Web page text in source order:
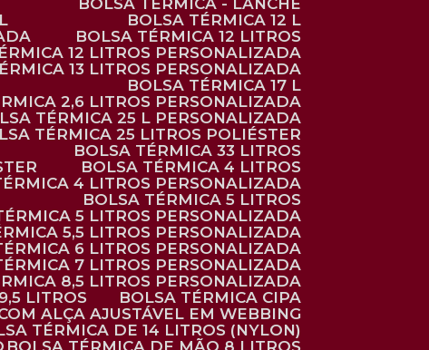
BOLSA TÉRMICA - LANCHE
BOLSA TÉRMICA 12 L
BOLSA TÉRMICA 12 LITROS
12 LITROS PERSONALIZADA
13 LITROS PERSONALIZADA
BOLSA TÉRMICA 17 L
2,6 LITROS PERSONALIZADA
TÉRMICA 25 L PERSONALIZADA
TÉRMICA 25 LITROS POLIÉSTER
BOLSA TÉRMICA 33 LITROS
BOLSA TÉRMICA 4 LITROS
4 LITROS PERSONALIZADA
BOLSA TÉRMICA 5 LITROS
TÉRMICA 5 LITROS PERSONALIZADA
5,5 LITROS PERSONALIZADA
6 LITROS PERSONALIZADA
7 LITROS PERSONALIZADA
8,5 LITROS PERSONALIZADA
LITROS
BOLSA TÉRMICA CIPA
ALÇA AJUSTÁVEL EM WEBBING
TÉRMICA DE 14 LITROS (NYLON)
BOLSA TÉRMICA DE MÃO 8 LITROS